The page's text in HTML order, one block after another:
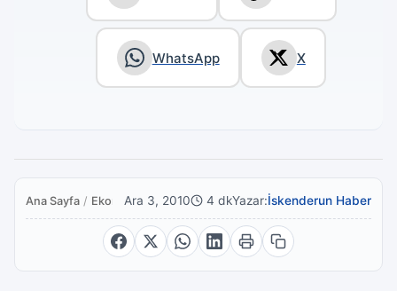
WhatsApp X
Ana Sayfa / EkonomiAra 3, 2010 4 dkYazar:İskenderun Haber